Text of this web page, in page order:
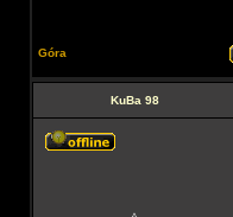
Góra
KuBa 98